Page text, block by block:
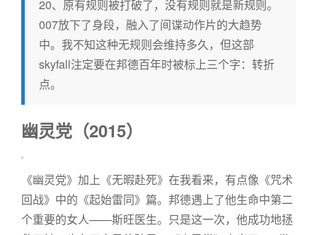
20、原有规则被打破了，没有规则就是新规则。
007放下了身段，融入了间谍动作片的大趋势
中。我不知这种无规则会维持多久，但这部
skyfall注定要在邦德百年时被标上三个字：转折
点。
幽灵党（2015）
《幽灵党》加上《无暇赴死》在我看来，有点像《咒术
回战》中的《起始雷同》篇。邦德遇上了他生命中第二
个重要的女人——斯旺医生。只是这一次，他成功地拯